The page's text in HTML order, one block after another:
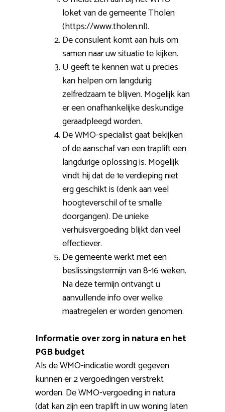
loket van de gemeente Tholen
(https://www.tholen.nl).
De consulent komt aan huis om
samen naar uw situatie te kijken.
U geeft te kennen wat u precies
kan helpen om langdurig
zelfredzaam te blijven. Mogelijk kan
er een onafhankelijke deskundige
geraadpleegd worden.
De WMO-specialist gaat bekijken
of de aanschaf van een traplift een
langdurige oplossing is. Mogelijk
vindt hij dat de 1e verdieping niet
erg geschikt is (denk aan veel
hoogteverschil of te smalle
doorgangen). De unieke
verhuisvergoeding blijkt dan veel
effectiever.
De gemeente werkt met een
beslissingstermijn van 8-16 weken.
Na deze termijn ontvangt u
aanvullende info over welke
maatregelen er worden genomen.
Informatie over zorg in natura en het
PGB budget
Als de WMO-indicatie wordt gegeven
kunnen er 2 vergoedingen verstrekt
worden. De WMO-vergoeding in natura
(dat kan zijn een traplift in uw woning laten